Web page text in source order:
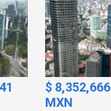
$ 8,352,666
MXN